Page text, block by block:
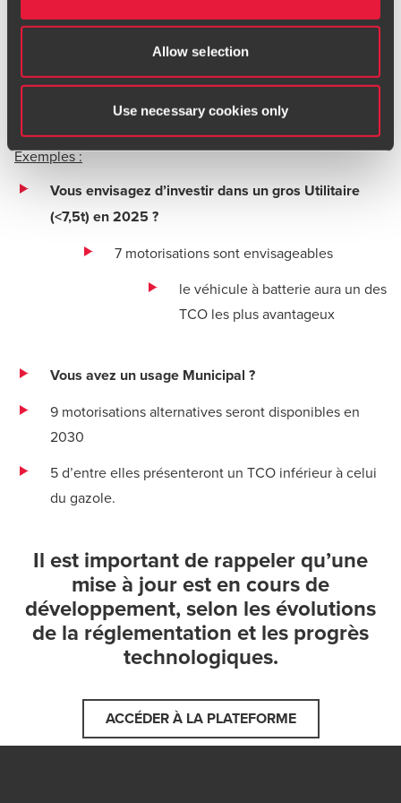
Allow selection
Use necessary cookies only
intégrer à un document
Exemples :
Vous envisagez d’investir dans un gros Utilitaire
(<7,5t) en 2025 ?
7 motorisations sont envisageables
le véhicule à batterie aura un des
TCO les plus avantageux
Vous avez un usage Municipal ?
9 motorisations alternatives seront disponibles en
2030
5 d’entre elles présenteront un TCO inférieur à celui
du gazole.
Il est important de rappeler qu’une
mise à jour est en cours de
développement, selon les évolutions
de la réglementation et les progrès
technologiques.
ACCÉDER À LA PLATEFORME